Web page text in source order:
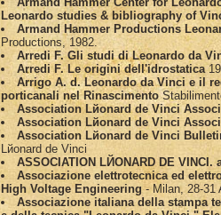
Leonardo studies & bibliography of
Armand Hammer Productions
Productions, 1982.
Arredi F. Gli studi di Leonardo da
Arredi F. Le origini dell'idrostatica
Arrigo A. d. Leonardo da Vinci e il
porticanali nel Rinascimento
Association Lйonard de Vinci
Association Lйonard de Vinci
Association Lйonard de Vinci
Lйonard de Vinci
ASSOCIATION LЙONARD DE
Associazione elettrotecnica ed
High Voltage Engineering- Milan, 28-31
Associazione italiana della stampa